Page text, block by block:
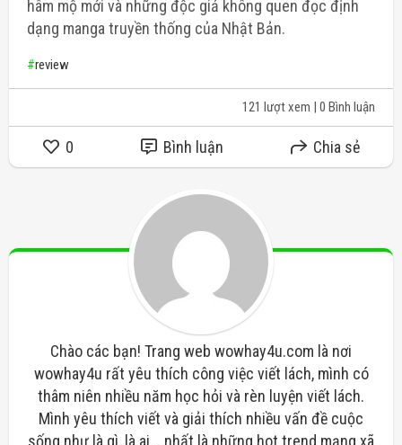
hâm mộ mới và những độc giả không quen đọc định
dạng manga truyền thống của Nhật Bản.
#review
121 lượt xem | 0 Bình luận
0 Bình luận Chia sẻ
Chào các bạn! Trang web wowhay4u.com là nơi
wowhay4u rất yêu thích công việc viết lách, mình có
thâm niên nhiều năm học hỏi và rèn luyện viết lách.
Mình yêu thích viết và giải thích nhiều vấn đề cuộc
sống như là gì, là ai... nhất là những hot trend mạng xã